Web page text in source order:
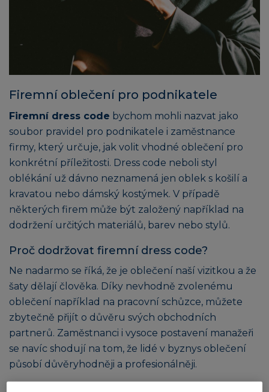
Firemní oblečení pro podnikatele
Firemní dress code bychom mohli nazvat jako
soubor pravidel pro podnikatele i zaměstnance
firmy, který určuje, jak volit vhodné oblečení pro
konkrétní příležitosti. Dress code neboli styl
oblékání už dávno neznamená jen oblek s košilí a
kravatou nebo dámský kostýmek. V případě
některých firem může být založený například na
dodržení určitých materiálů, barev nebo stylů.
Proč dodržovat firemní dress code?
Ne nadarmo se říká, že je oblečení naší vizitkou a že
šaty dělají člověka. Díky nevhodně zvolenému
oblečení například na pracovní schůzce, můžete
zbytečně přijít o důvěru svých obchodních
partnerů. Zaměstnanci i vysoce postavení manažeři
se navíc shodují na tom, že lidé v byznys oblečení
působí důvěryhodněji a profesionálněji.